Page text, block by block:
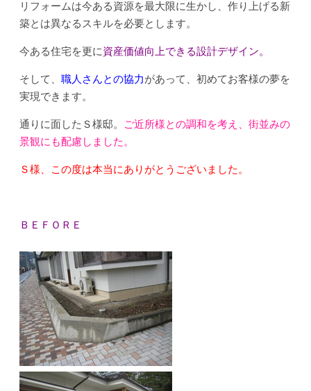
リフォームは今ある資源を最大限に生かし、作り上げる新
築とは異なるスキルを必要とします。
今ある住宅を更に資産価値向上できる設計デザイン。
そして、 職人さんとの協力があって、初めてお客様の夢を
実現できます。
通りに面したＳ様邸。
ご近所様との調和を考え、街並みの
景観にも配慮しました。
Ｓ様、この度は本当にありがとうございました。
ＢＥＦＯＲＥ